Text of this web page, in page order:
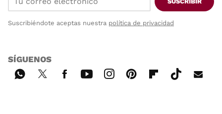
Suscribiéndote aceptas nuestra política de privacidad
SÍGUENOS